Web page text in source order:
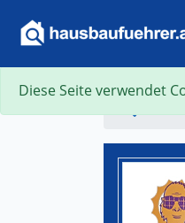
Diese Seite verwendet